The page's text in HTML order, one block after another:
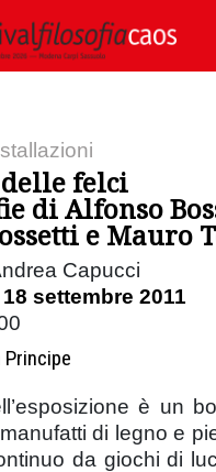
felci
di Alfonso
e Mauro
Capucci
settembre 2011
Principe
è un
di legno e
da giochi di